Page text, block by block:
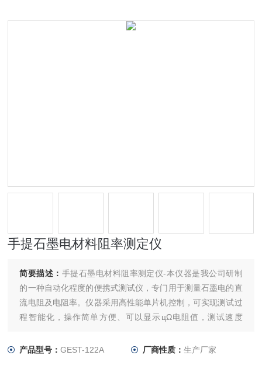
手提石墨电材料阻率测定仪
简要描述： 手提石墨电材料阻率测定仪-本仪器是我公司研制
的一种自动化程度的便携式测试仪，专门用于测量石墨电的直
流电阻及电阻率。仪器采用高性能单片机控制，可实现测试过
程智能化，操作简单方便、可以显示цΩ电阻值，测试速度
器，大大方便了试验项目的开展，提高了工作效率。
产品型号：GEST-122A 厂商性质： 生产厂家